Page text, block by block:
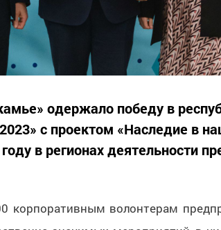
одержало победу в
с проектом «Наследие в
в регионах деятельности
корпоративным волонтерам